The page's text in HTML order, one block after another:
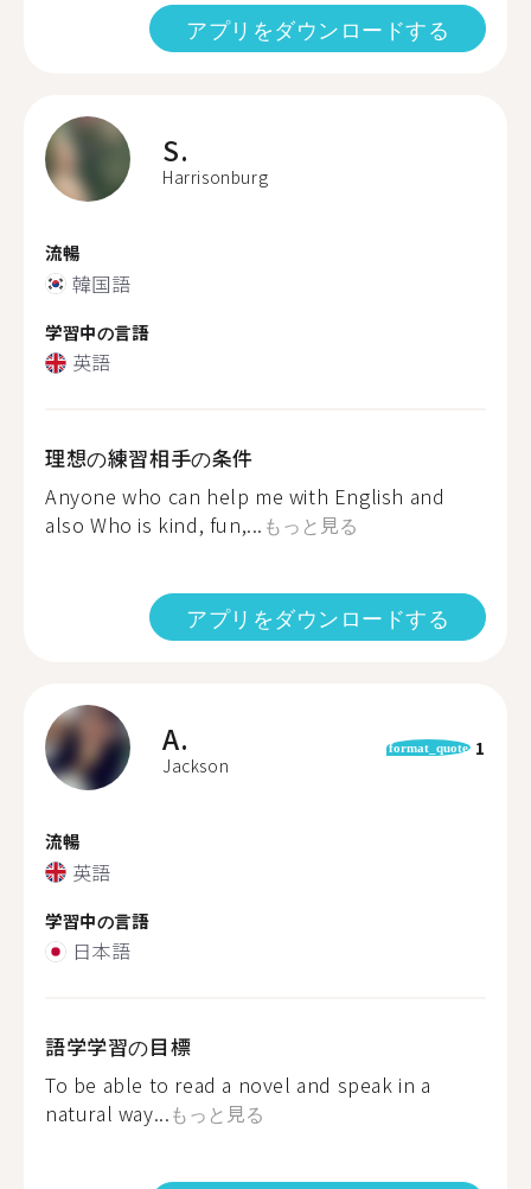
アプリをダウンロードする
S.
Harrisonburg
流暢
韓国語
学習中の言語
英語
理想の練習相手の条件
Anyone who can help me with English and
also Who is kind, fun,... もっと見る
アプリをダウンロードする
A.
Jackson
format_quote 1
流暢
英語
学習中の言語
日本語
語学学習の目標
To be able to read a novel and speak in a
natural way...もっと見る